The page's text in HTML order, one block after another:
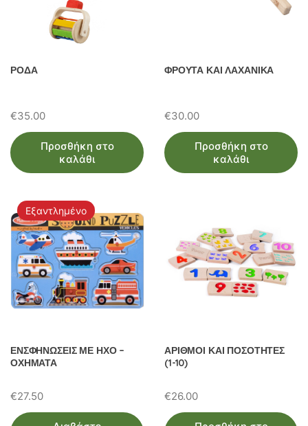
ΡΟΔΑ
€35.00
Προσθήκη στο
καλάθι
ΦΡΟΥΤΑ ΚΑΙ ΛΑΧΑΝΙΚΑ
€30.00
Προσθήκη στο
καλάθι
Εξαντλημένο
ΕΝΣΦΗΝΩΣΕΙΣ ΜΕ ΗΧΟ –
ΟΧΗΜΑΤΑ
€27.50
ΑΡΙΘΜΟΙ ΚΑΙ ΠΟΣΟΤΗΤΕΣ
(1-10)
€26.00